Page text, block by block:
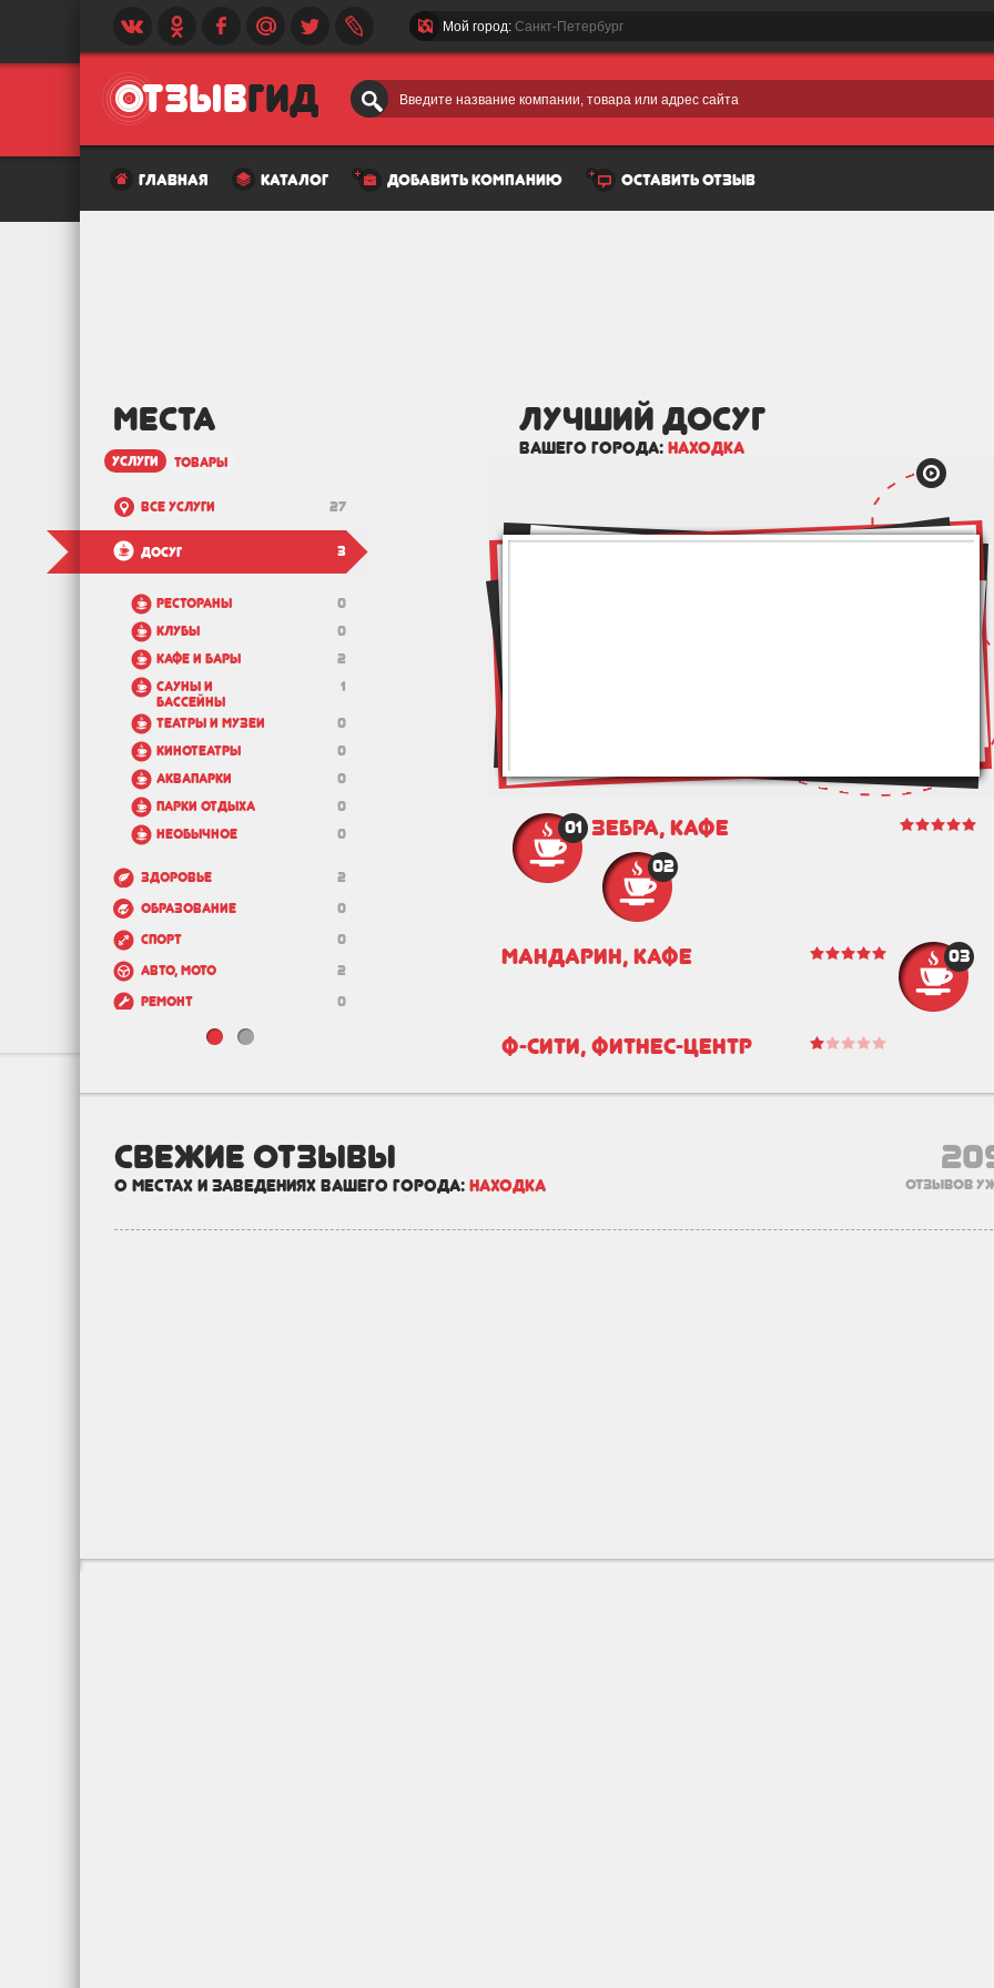
Введите название компании, товара или адрес сайта
Мой город: Санкт-Петербург
главная каталог добавить компанию оставить отзыв
МЕСТА
услуги товары
27
Все услуги
3
Досуг
0
Рестораны
0
Клубы
2
Кафе и бары
1
Сауны и
бассейны
0
Театры и музеи
0
Кинотеатры
0
Аквапарки
0
Парки отдыха
0
Необычное
2
Здоровье
0
Образование
0
Спорт
2
Авто, мото
0
Ремонт
1
Транспорт
Государство
0
Зоо
строительство
лучший Досуг
вашего города: Находка
01 Зебра, кафе
02
Мандарин, кафе 03
Ф-Сити, фитнес-центр
свежие отзывы
о местах и заведениях вашего города: Находка отзывов